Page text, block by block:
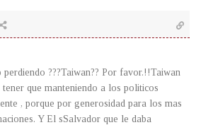
???Taiwan?? Por favor.!!Taiwan
que manteniendo a los politicos
, porque por generosidad para los mas
Y El sSalvador que le daba